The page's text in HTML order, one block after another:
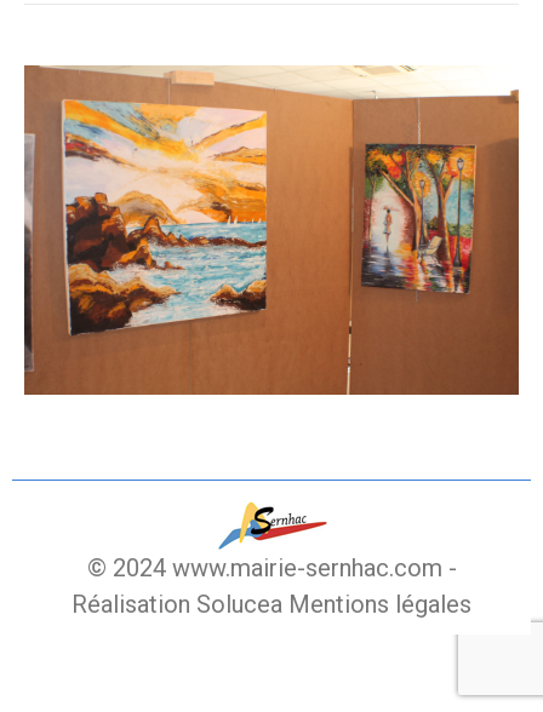
© 2024 www.mairie-sernhac.com -
Réalisation Solucea Mentions légales